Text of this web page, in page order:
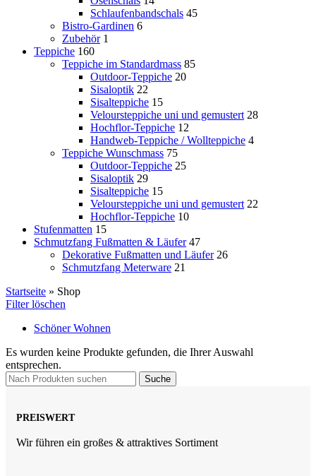
Schlaufenbandschals 45
Bistro-Gardinen 6
Zubehör 1
Teppiche 160
Teppiche im Standardmass 85
Outdoor-Teppiche 20
Sisaloptik 22
Sisalteppiche 15
Veloursteppiche uni und gemustert 28
Hochflor-Teppiche 12
Handweb-Teppiche / Wollteppiche 4
Teppiche Wunschmass 75
Outdoor-Teppiche 25
Sisaloptik 29
Sisalteppiche 15
Veloursteppiche uni und gemustert 22
Hochflor-Teppiche 10
Stufenmatten 15
Schmutzfang Fußmatten & Läufer 47
Dekorative Fußmatten und Läufer 26
Schmutzfang Meterware 21
Startseite » Shop
Filter löschen
Schöner Wohnen
Es wurden keine Produkte gefunden, die Ihrer Auswahl
entsprechen.
Suche
PREISWERT
Wir führen ein großes & attraktives Sortiment